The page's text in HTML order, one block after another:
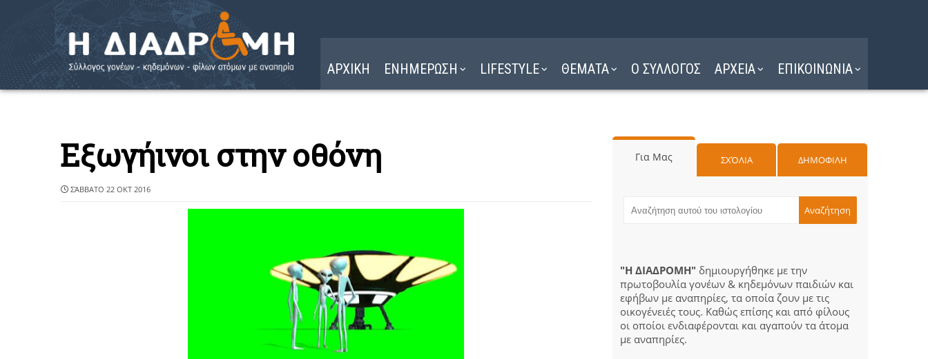
ΑΡΧΙΚΗ ΕΝΗΜΕΡΩΣΗ LIFESTYLE ΘΕΜΑΤΑ Ο ΣΥΛΛΟΓΟΣ ΑΡΧΕΙΑ ΕΠΙΚΟΙΝΩΝΙΑ
Εξωγήινοι στην οθόνη
ΣΆΒΒΑΤΟ 22 ΟΚΤ 2016
Για Μας ΣΧΌΛΙΑ ΔΗΜΟΦΙΛΗ
"Η ΔΙΑΔΡΟΜΗ" δημιουργήθηκε με την
πρωτοβουλία γονέων & κηδεμόνων παιδιών και
εφήβων με αναπηρίες, τα οποία ζουν με τις
οικογένειές τους. Καθώς επίσης και από φίλους
οι οποίοι ενδιαφέρονται και αγαπούν τα άτομα
με αναπηρίες.